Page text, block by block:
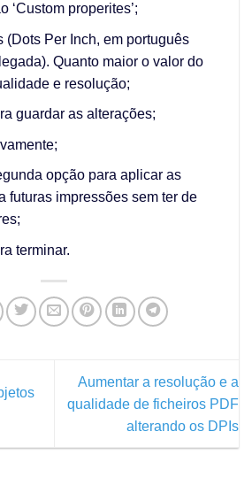
‘Custom properites’;
(Dots Per Inch, em português
Quanto maior o valor do
e resolução;
guardar as alterações;
opção para aplicar as
futuras impressões sem ter de
terminar.
Aumentar a resolução e a
qualidade de ficheiros PDF
alterando os DPIs